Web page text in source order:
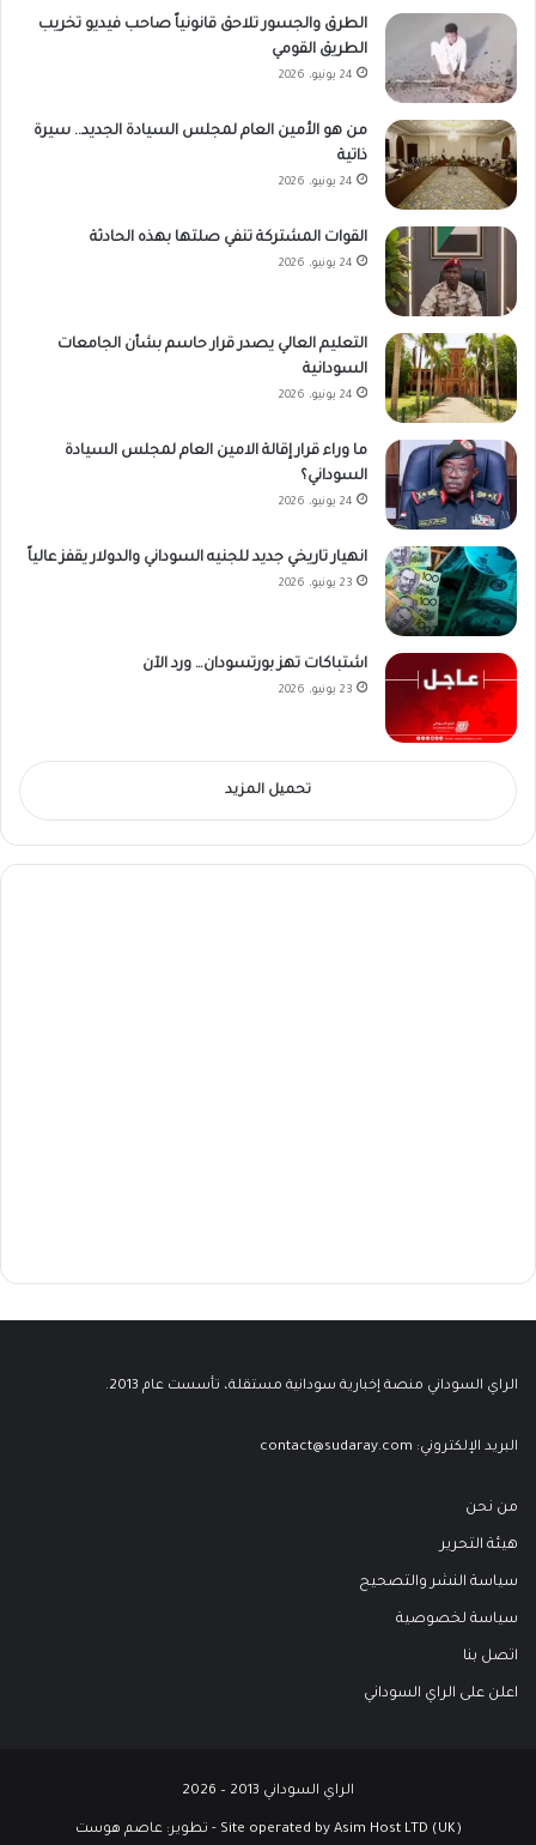
الطرق والجسور تلاحق قانونياً صاحب فيديو تخريب
الطريق القومي
24 يونيو، 2026
من هو الأمين العام لمجلس السيادة الجديد.. سيرة
ذاتية
24 يونيو، 2026
القوات المشتركة تنفي صلتها بهذه الحادثة
24 يونيو، 2026
التعليم العالي يصدر قرار حاسم بشأن الجامعات
السودانية
24 يونيو، 2026
ما وراء قرار إقالة الامين العام لمجلس السيادة
السوداني؟
24 يونيو، 2026
انهيار تاريخي جديد للجنيه السوداني والدولار يقفز عالياً
23 يونيو، 2026
اشتباكات تهز بورتسودان… ورد الآن
23 يونيو، 2026
تحميل المزيد
الراي السوداني منصة إخبارية سودانية مستقلة، تأسست عام 2013.
البريد الإلكتروني: contact@sudaray.com
من نحن
هيئة التحرير
سياسة النشر والتصحيح
سياسة لخصوصية
اتصل بنا
اعلن على الراي السوداني
الراي السوداني 2013 – 2026
Site operated by Asim Host LTD (UK) - تطوير: عاصم هوست